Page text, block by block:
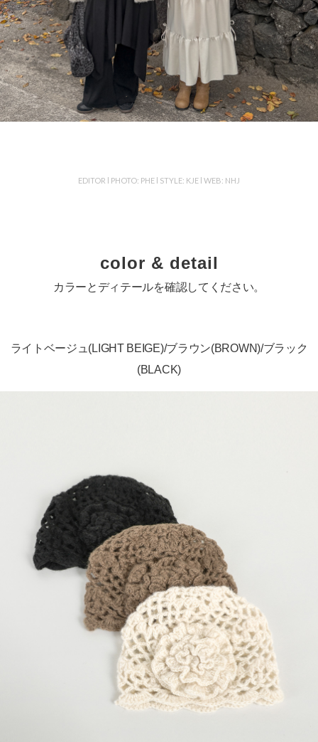
EDITOR l PHOTO: PHE l STYLE: KJE l WEB: NHJ
color & detail
カラーとディテールを確認してください。
ライトベージュ(LIGHT BEIGE)/ブラウン(BROWN)/ブラック
(BLACK)